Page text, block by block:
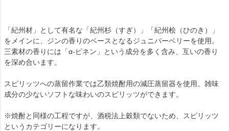
「紀州材」として有名な「紀州杉（すぎ）」「紀州桧（ひのき）」
をメインに、ジンの香りのベースとなるジュニパーベリーを使用。
三素材の香りには「α-ピネン」という成分を多く含み、互いの香り
を深め合います。
スピリッツへの蒸留作業では乙類焼酎用の減圧蒸留器を使用。雑味
成分の少ないソフトな味わいのスピリッツができます。
※焼酎と同様の工程ですが、酒税法上穀類でないため、スピリッツ
というカテゴリーになります。